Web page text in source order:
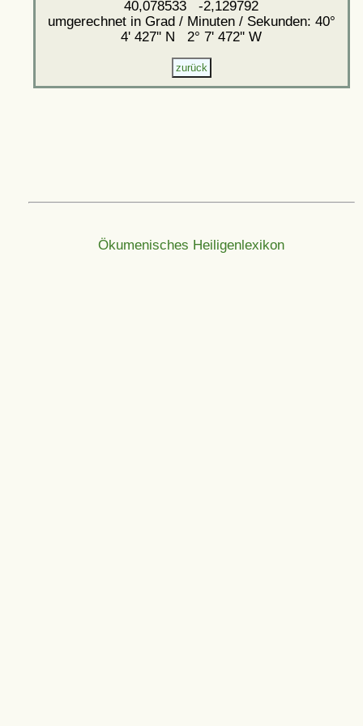
40,078533 -2,129792
umgerechnet in Grad / Minuten / Sekunden: 40°
4' 427'' N 2° 7' 472'' W
Ökumenisches Heiligenlexikon